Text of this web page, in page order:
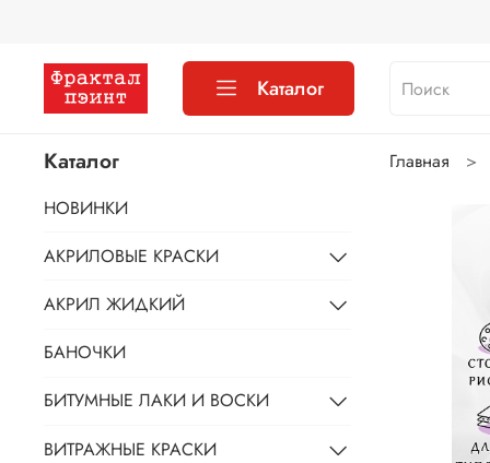
Каталог
Главная
Каталог
НОВИНКИ
АКРИЛОВЫЕ КРАСКИ
АКРИЛ ЖИДКИЙ
БАНОЧКИ
БИТУМНЫЕ ЛАКИ И ВОСКИ
ВИТРАЖНЫЕ КРАСКИ